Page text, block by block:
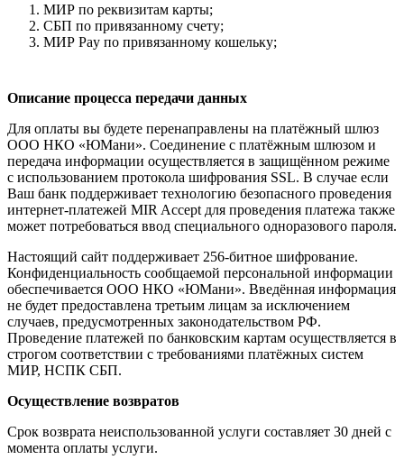
МИР по реквизитам карты;
СБП по привязанному счету;
МИР Pay по привязанному кошельку;
Описание процесса передачи данных
Для оплаты вы будете перенаправлены на платёжный шлюз
ООО НКО «ЮМани». Соединение с платёжным шлюзом и
передача информации осуществляется в защищённом режиме
с использованием протокола шифрования SSL. В случае если
Ваш банк поддерживает технологию безопасного проведения
интернет-платежей MIR Accept для проведения платежа также
может потребоваться ввод специального одноразового пароля.
Настоящий сайт поддерживает 256-битное шифрование.
Конфиденциальность сообщаемой персональной информации
обеспечивается ООО НКО «ЮМани». Введённая информация
не будет предоставлена третьим лицам за исключением
случаев, предусмотренных законодательством РФ.
Проведение платежей по банковским картам осуществляется в
строгом соответствии с требованиями платёжных систем
МИР, НСПК СБП.
Осуществление возвратов
Срок возврата неиспользованной услуги составляет 30 дней с
момента оплаты услуги.